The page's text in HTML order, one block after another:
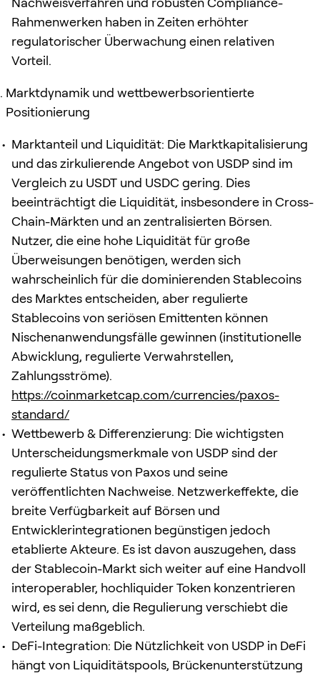
Rahmenwerken haben in Zeiten erhöhter
regulatorischer Überwachung einen relativen
Vorteil.
Marktdynamik und wettbewerbsorientierte
Positionierung
Marktanteil und Liquidität: Die Marktkapitalisierung
und das zirkulierende Angebot von USDP sind im
Vergleich zu USDT und USDC gering. Dies
beeinträchtigt die Liquidität, insbesondere in Cross-
Chain-Märkten und an zentralisierten Börsen.
Nutzer, die eine hohe Liquidität für große
Überweisungen benötigen, werden sich
wahrscheinlich für die dominierenden Stablecoins
des Marktes entscheiden, aber regulierte
Stablecoins von seriösen Emittenten können
Nischenanwendungsfälle gewinnen (institutionelle
Abwicklung, regulierte Verwahrstellen,
Zahlungsströme).
https://coinmarketcap.com/currencies/paxos-
standard/
Wettbewerb & Differenzierung: Die wichtigsten
Unterscheidungsmerkmale von USDP sind der
regulierte Status von Paxos und seine
veröffentlichten Nachweise. Netzwerkeffekte, die
breite Verfügbarkeit auf Börsen und
Entwicklerintegrationen begünstigen jedoch
etablierte Akteure. Es ist davon auszugehen, dass
der Stablecoin-Markt sich weiter auf eine Handvoll
interoperabler, hochliquider Token konzentrieren
wird, es sei denn, die Regulierung verschiebt die
Verteilung maßgeblich.
DeFi-Integration: Die Nützlichkeit von USDP in DeFi
hängt von Liquiditätspools, Brückenunterstützung